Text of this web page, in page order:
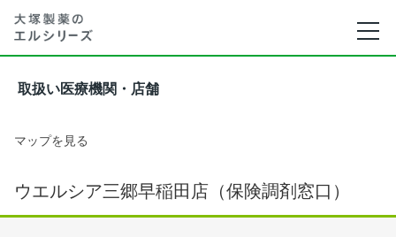
取扱い医療機関・店舗
マップを見る
ウエルシア三郷早稲田店（保険調剤窓口）